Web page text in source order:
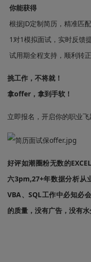
你能获得
根据JD定制简历，精准匹
1对1模拟面试，实时反馈
试用期全程支持，顺利转
挑工作，不将就！
拿offer，拿到手软！
立即报名，开启你的职业飞
好评如潮圈粉无数的
六3pm,27+年数据分析从
VBA、SQL工作中必知必
的质量，没有广告，没有